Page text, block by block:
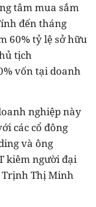
tâm mua sắm
đến tháng
60% tỷ lệ sở hữu
tịch
vốn tại doanh
nghiệp này
các cổ đông
và ông
kiêm người đại
Trịnh Thị Minh